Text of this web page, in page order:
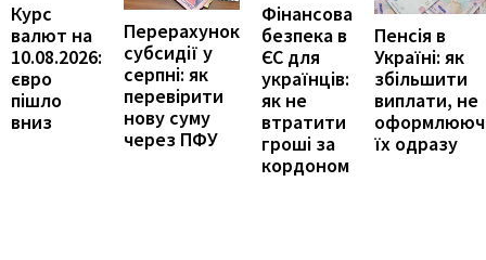
Курс
валют на
10.08.2026:
євро
пішло
вниз
Перерахунок
субсидії у
серпні: як
перевірити
нову суму
через ПФУ
Фінансова
безпека в
ЄС для
українців:
як не
втратити
гроші за
кордоном
Пенсія в
Україні: як
збільшити
виплати, не
їх одразу